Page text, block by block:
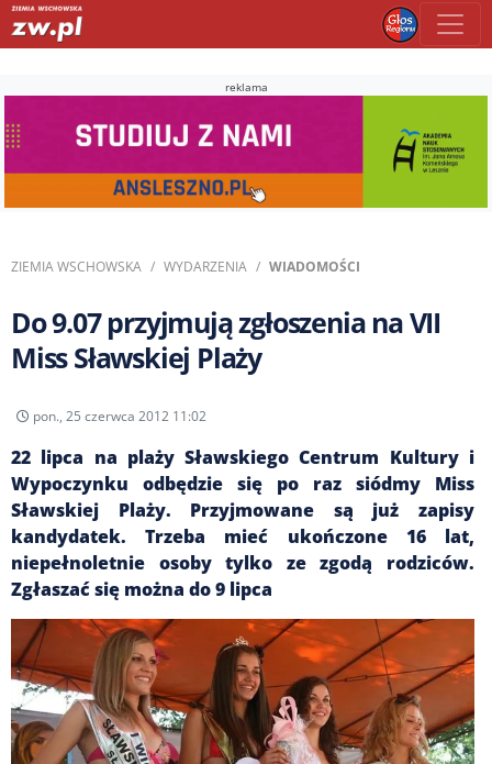
reklama
ZIEMIA WSCHOWSKA WYDARZENIA WIADOMOŚCI
Do 9.07 przyjmują zgłoszenia na VII
Miss Sławskiej Plaży
pon., 25 czerwca 2012 11:02
22 lipca na plaży Sławskiego Centrum Kultury i
Wypoczynku odbędzie się po raz siódmy Miss
Sławskiej Plaży. Przyjmowane są już zapisy
kandydatek. Trzeba mieć ukończone 16 lat,
niepełnoletnie osoby tylko ze zgodą rodziców.
Zgłaszać się można do 9 lipca